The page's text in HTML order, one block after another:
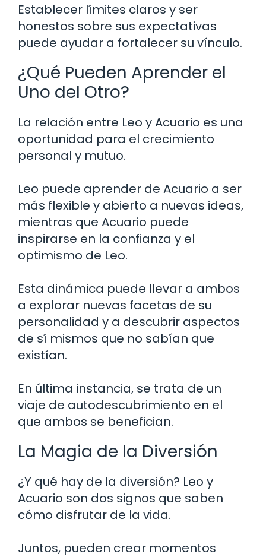
Establecer límites claros y ser
honestos sobre sus expectativas
puede ayudar a fortalecer su vínculo.
¿Qué Pueden Aprender el
Uno del Otro?
La relación entre Leo y Acuario es una
oportunidad para el crecimiento
personal y mutuo.
Leo puede aprender de Acuario a ser
más flexible y abierto a nuevas ideas,
mientras que Acuario puede
inspirarse en la confianza y el
optimismo de Leo.
Esta dinámica puede llevar a ambos
a explorar nuevas facetas de su
personalidad y a descubrir aspectos
de sí mismos que no sabían que
existían.
En última instancia, se trata de un
viaje de autodescubrimiento en el
que ambos se benefician.
La Magia de la Diversión
¿Y qué hay de la diversión? Leo y
Acuario son dos signos que saben
cómo disfrutar de la vida.
Juntos, pueden crear momentos